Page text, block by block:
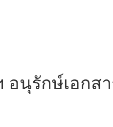
นุรักษ์เอก